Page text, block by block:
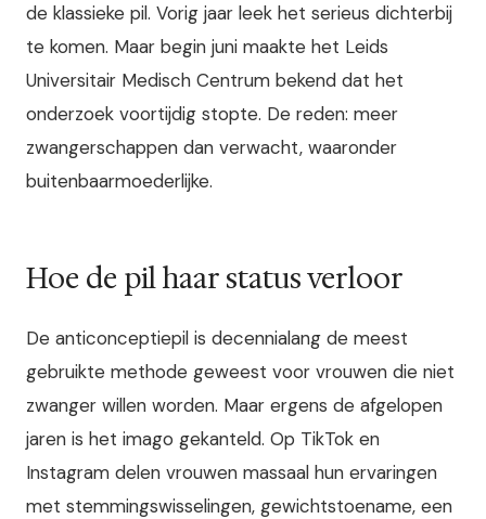
de klassieke pil. Vorig jaar leek het serieus dichterbij
te komen. Maar begin juni maakte het Leids
Universitair Medisch Centrum bekend dat het
onderzoek voortijdig stopte. De reden: meer
zwangerschappen dan verwacht, waaronder
buitenbaarmoederlijke.
Hoe de pil haar status verloor
De anticonceptiepil is decennialang de meest
gebruikte methode geweest voor vrouwen die niet
zwanger willen worden. Maar ergens de afgelopen
jaren is het imago gekanteld. Op TikTok en
Instagram delen vrouwen massaal hun ervaringen
met stemmingswisselingen, gewichtstoename, een